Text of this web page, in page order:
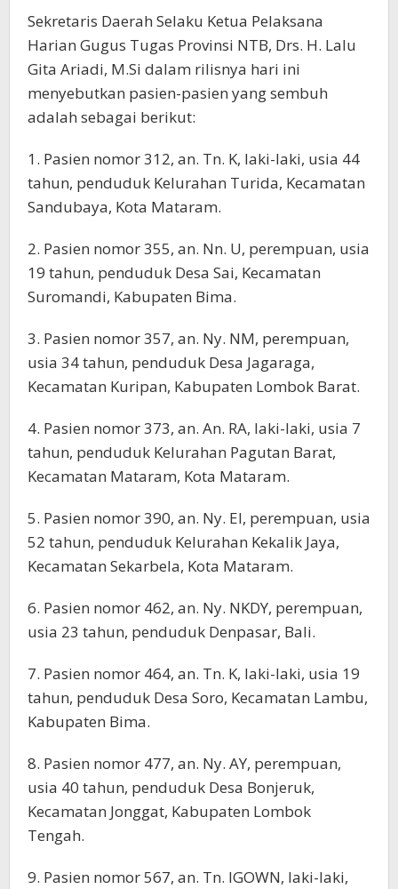
Sekretaris Daerah Selaku Ketua Pelaksana
Harian Gugus Tugas Provinsi NTB, Drs. H. Lalu
Gita Ariadi, M.Si dalam rilisnya hari ini
menyebutkan pasien-pasien yang sembuh
adalah sebagai berikut:
1. Pasien nomor 312, an. Tn. K, laki-laki, usia 44
tahun, penduduk Kelurahan Turida, Kecamatan
Sandubaya, Kota Mataram.
2. Pasien nomor 355, an. Nn. U, perempuan, usia
19 tahun, penduduk Desa Sai, Kecamatan
Suromandi, Kabupaten Bima.
3. Pasien nomor 357, an. Ny. NM, perempuan,
usia 34 tahun, penduduk Desa Jagaraga,
Kecamatan Kuripan, Kabupaten Lombok Barat.
4. Pasien nomor 373, an. An. RA, laki-laki, usia 7
tahun, penduduk Kelurahan Pagutan Barat,
Kecamatan Mataram, Kota Mataram.
5. Pasien nomor 390, an. Ny. EI, perempuan, usia
52 tahun, penduduk Kelurahan Kekalik Jaya,
Kecamatan Sekarbela, Kota Mataram.
6. Pasien nomor 462, an. Ny. NKDY, perempuan,
usia 23 tahun, penduduk Denpasar, Bali.
7. Pasien nomor 464, an. Tn. K, laki-laki, usia 19
tahun, penduduk Desa Soro, Kecamatan Lambu,
Kabupaten Bima.
8. Pasien nomor 477, an. Ny. AY, perempuan,
usia 40 tahun, penduduk Desa Bonjeruk,
Kecamatan Jonggat, Kabupaten Lombok
Tengah.
9. Pasien nomor 567, an. Tn. IGOWN, laki-laki,